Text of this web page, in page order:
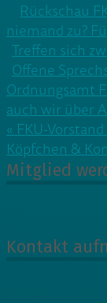
Rückschau
niemand zu?
Treffen sich
Offene
Ordnungsamt
auch wir über
« FKU-
Köpfchen &
Mitglied
Kontakt